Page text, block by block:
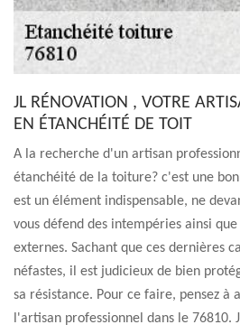
JL RÉNOVATION , VOTRE
EN ÉTANCHÉITÉ DE TOIT
A la recherche d'un artisan
étanchéité de la toiture? c'est une
est un élément indispensable, ne
vous défend des intempéries ainsi
externes. Sachant que ces dernières
néfastes, il est judicieux de bien
sa résistance. Pour ce faire, pensez à
l'artisan professionnel dans le